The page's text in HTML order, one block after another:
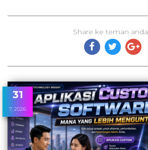
Share ke teman anda
31
7, 2026